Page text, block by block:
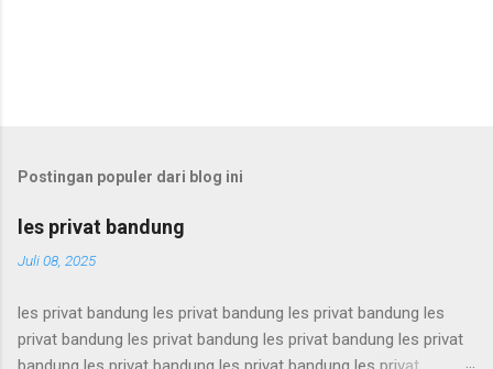
Postingan populer dari blog ini
les privat bandung
Juli 08, 2025
les privat bandung les privat bandung les privat bandung les
privat bandung les privat bandung les privat bandung les privat